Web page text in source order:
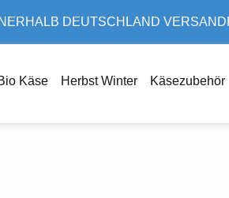
DEUTSCHLAND
Käse Herbst Winter Käsezubehör